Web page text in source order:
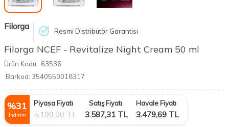
Filorga Resmi Distribütör Garantisi
Filorga NCEF - Revitalize Night Cream 50 ml
Ürün Kodu: 63536
Barkod: 3540550018317
%31
İndirim
Piyasa Fiyatı
5.199,00TL
Satış Fiyatı
3.587,31 TL
Havale Fiyatı
3.479,69 TL